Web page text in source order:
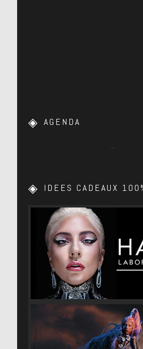
AGENDA
IDEES CADEAUX